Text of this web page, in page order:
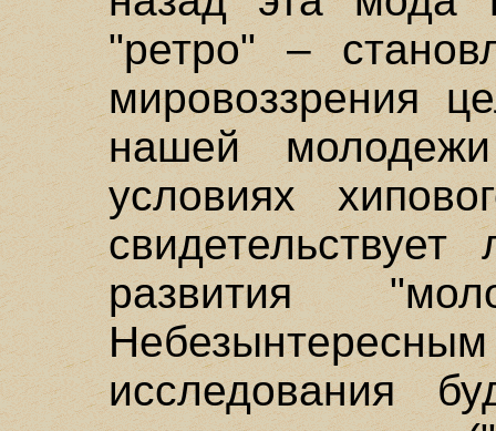
"ретро" –
мировоззрения
нашей
условиях
развития
исследования